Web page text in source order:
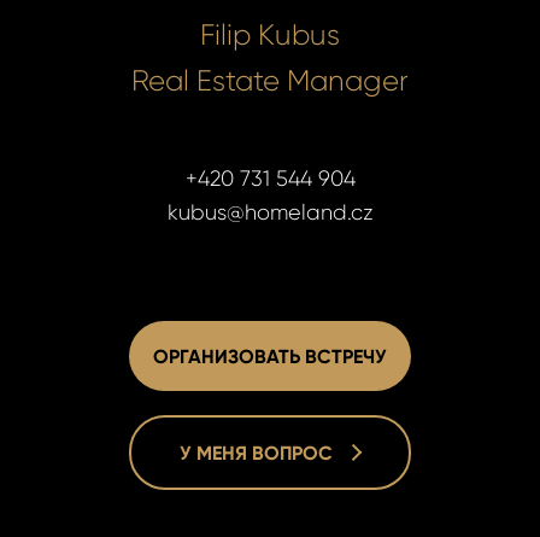
Filip Kubus
Real Estate Manager
+420 731 544 904
kubus@homeland.cz
ОРГАНИЗОВАТЬ ВСТРЕЧУ
У МЕНЯ ВОПРОС